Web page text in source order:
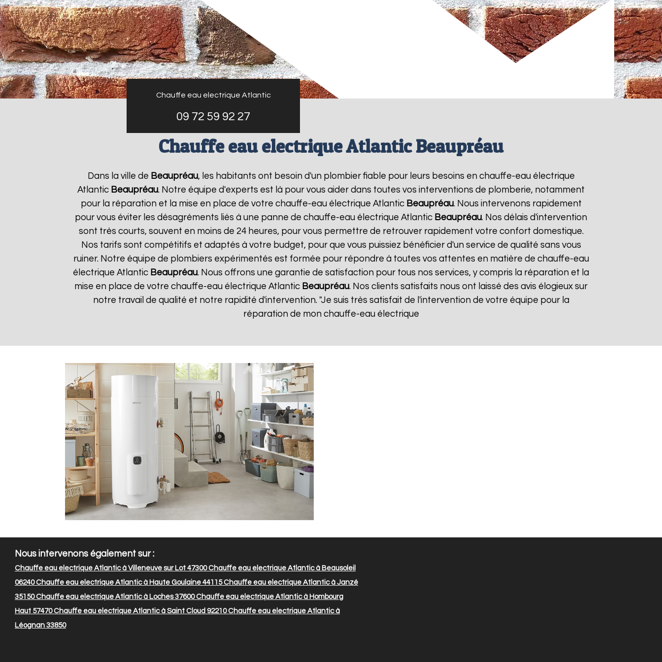
Chauffe eau electrique Atlantic
09 72 59 92 27
Chauffe eau electrique Atlantic Beaupréau
Dans la ville de Beaupréau, les habitants ont besoin d'un plombier fiable pour leurs besoins en chauffe-eau électrique
Atlantic Beaupréau. Notre équipe d'experts est là pour vous aider dans toutes vos interventions de plomberie, notamment
pour la réparation et la mise en place de votre chauffe-eau électrique Atlantic Beaupréau. Nous intervenons rapidement
pour vous éviter les désagréments liés à une panne de chauffe-eau électrique Atlantic Beaupréau. Nos délais d'intervention
sont très courts, souvent en moins de 24 heures, pour vous permettre de retrouver rapidement votre confort domestique.
Nos tarifs sont compétitifs et adaptés à votre budget, pour que vous puissiez bénéficier d'un service de qualité sans vous
ruiner. Notre équipe de plombiers expérimentés est formée pour répondre à toutes vos attentes en matière de chauffe-eau
électrique Atlantic Beaupréau. Nous offrons une garantie de satisfaction pour tous nos services, y compris la réparation et la
mise en place de votre chauffe-eau électrique Atlantic Beaupréau. Nos clients satisfaits nous ont laissé des avis élogieux sur
notre travail de qualité et notre rapidité d'intervention. "Je suis très satisfait de l'intervention de votre équipe pour la
réparation de mon chauffe-eau électrique
Nous intervenons également sur :
Chauffe eau electrique Atlantic à Villeneuve sur Lot 47300Chauffe eau electrique Atlantic à Beausoleil
06240Chauffe eau electrique Atlantic à Haute Goulaine 44115Chauffe eau electrique Atlantic à Janzé
35150Chauffe eau electrique Atlantic à Loches 37600Chauffe eau electrique Atlantic à Hombourg
Haut 57470Chauffe eau electrique Atlantic à Saint Cloud 92210Chauffe eau electrique Atlantic à
Léognan 33850